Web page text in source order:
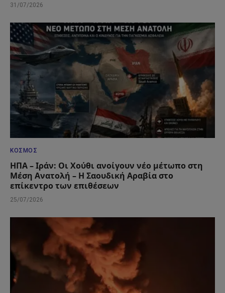
31/07/2026
ΚΌΣΜΟΣ
ΗΠΑ – Ιράν: Οι Χούθι ανοίγουν νέο μέτωπο στη
Μέση Ανατολή – Η Σαουδική Αραβία στο
επίκεντρο των επιθέσεων
25/07/2026